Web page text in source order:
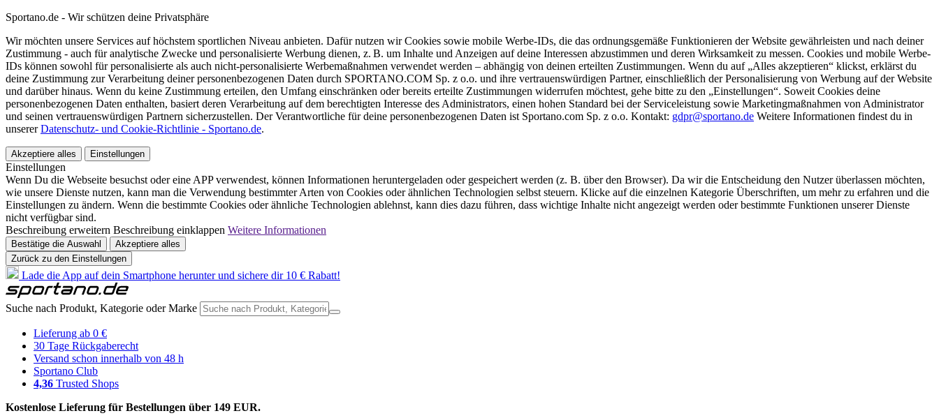
Sportano.de - Wir schützen deine Privatsphäre
Wir möchten unsere Services auf höchstem sportlichen Niveau anbieten. Dafür nutzen wir Cookies sowie mobile Werbe-IDs, die das ordnungsgemäße Funktionieren der Website gewährleisten und nach deiner
Zustimmung - auch für analytische Zwecke und personalisierte Werbung dienen, z. B. um Inhalte und Anzeigen auf deine Interessen abzustimmen und deren Wirksamkeit zu messen. Cookies und mobile Werbe-
IDs können sowohl für personalisierte als auch nicht-personalisierte Werbemaßnahmen verwendet werden – abhängig von deinen erteilten Zustimmungen. Wenn du auf „Alles akzeptieren“ klickst, erklärst du
deine Zustimmung zur Verarbeitung deiner personenbezogenen Daten durch SPORTANO.COM Sp. z o.o. und ihre vertrauenswürdigen Partner, einschließlich der Personalisierung von Werbung auf der Website
und darüber hinaus. Wenn du keine Zustimmung erteilen, den Umfang einschränken oder bereits erteilte Zustimmungen widerrufen möchtest, gehe bitte zu den „Einstellungen“. Soweit Cookies deine
personenbezogenen Daten enthalten, basiert deren Verarbeitung auf dem berechtigten Interesse des Administrators, einen hohen Standard bei der Serviceleistung sowie Marketingmaßnahmen von Administrator
und seinen vertrauenswürdigen Partnern sicherzustellen. Der Verantwortliche für deine personenbezogenen Daten ist Sportano.com Sp. z o.o. Kontakt: gdpr@sportano.de Weitere Informationen findest du in
unsererDatenschutz- und Cookie-Richtlinie - Sportano.de.
Akzeptiere alles Einstellungen
Einstellungen
Wenn Du die Webseite besuchst oder eine APP verwendest, können Informationen heruntergeladen oder gespeichert werden (z. B. über den Browser). Da wir die Entscheidung den Nutzer überlassen möchten,
wie unsere Dienste nutzen, kann man die Verwendung bestimmter Arten von Cookies oder ähnlichen Technologien selbst steuern. Klicke auf die einzelnen Kategorie Überschriften, um mehr zu erfahren und die
Einstellungen zu ändern. Wenn die bestimmte Cookies oder ähnliche Technologien ablehnst, kann dies dazu führen, dass wichtige Inhalte nicht angezeigt werden oder bestimmte Funktionen unserer Dienste
nicht verfügbar sind.
Beschreibung erweitern Beschreibung einklappen Weitere Informationen
Bestätige die Auswahl
Akzeptiere alles
Zurück zu den Einstellungen
Lade die App auf dein Smartphone herunter und sichere dir 10 € Rabatt!
Suche nach Produkt, Kategorie oder Marke
Lieferung ab 0 €
30 Tage Rückgaberecht
Versand schon innerhalb von 48 h
Sportano Club
4,36 Trusted Shops
Kostenlose Lieferung für Bestellungen über 149 EUR.